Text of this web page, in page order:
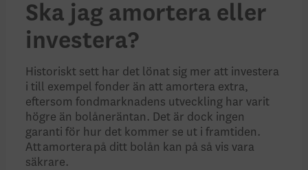
Ska jag amortera eller
investera?
Historiskt sett har det lönat sig mer att investera
i till exempel fonder än att amortera extra,
eftersom fondmarknadens utveckling har varit
högre än bolåneräntan. Det är dock ingen
garanti för hur det kommer se ut i framtiden.
Att amortera på ditt bolån kan på så vis vara
säkrare.